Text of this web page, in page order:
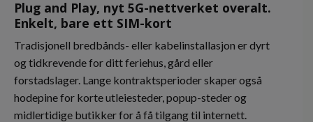
Plug and Play, nyt 5G-nettverket overalt.
Enkelt, bare ett SIM-kort
Tradisjonell bredbånds- eller kabelinstallasjon er dyrt
og tidkrevende for ditt feriehus, gård eller
forstadslager. Lange kontraktsperioder skaper også
hodepine for korte utleiesteder, popup-steder og
midlertidige butikker for å få tilgang til internett.